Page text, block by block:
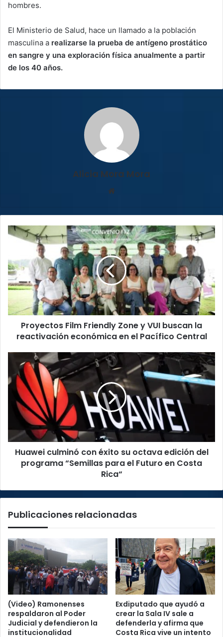
hombres.
El Ministerio de Salud, hace un llamado a la población
masculina a realizarse la prueba de antígeno prostático
en sangre y una exploración física anualmente a partir
de los 40 años.
Alicia Mora Mora
Proyectos
Film
Zone
y
VUI
buscan
la
reactivación
económica
Pacífico
Central
Proyectos Film Friendly Zone y VUI buscan la
reactivación económica en el Pacífico Central
culminó
con
éxito
octava
edición
del
programa
“Semillas
en
Rica“
Huawei culminó con éxito su octava edición del
programa “Semillas para el Futuro en Costa
Rica“
Publicaciones relacionadas
(Video) Ramonenses
respaldaron al Poder
Judicial y defendieron la
institucionalidad
Exdiputado que ayudó a
crear la Sala IV sale a
defenderla y afirma que
Costa Rica vive un intento